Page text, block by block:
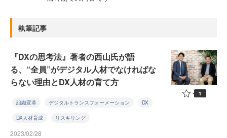
執筆記事
『DXの思考法』著者の西山氏が語
る、“全員”がデジタル人材でなければな
らない理由とDX人材の育て方
組織変革 デジタルトランスフォーメーション DX
DX人材育成 リスキリング
2023/02/28
1